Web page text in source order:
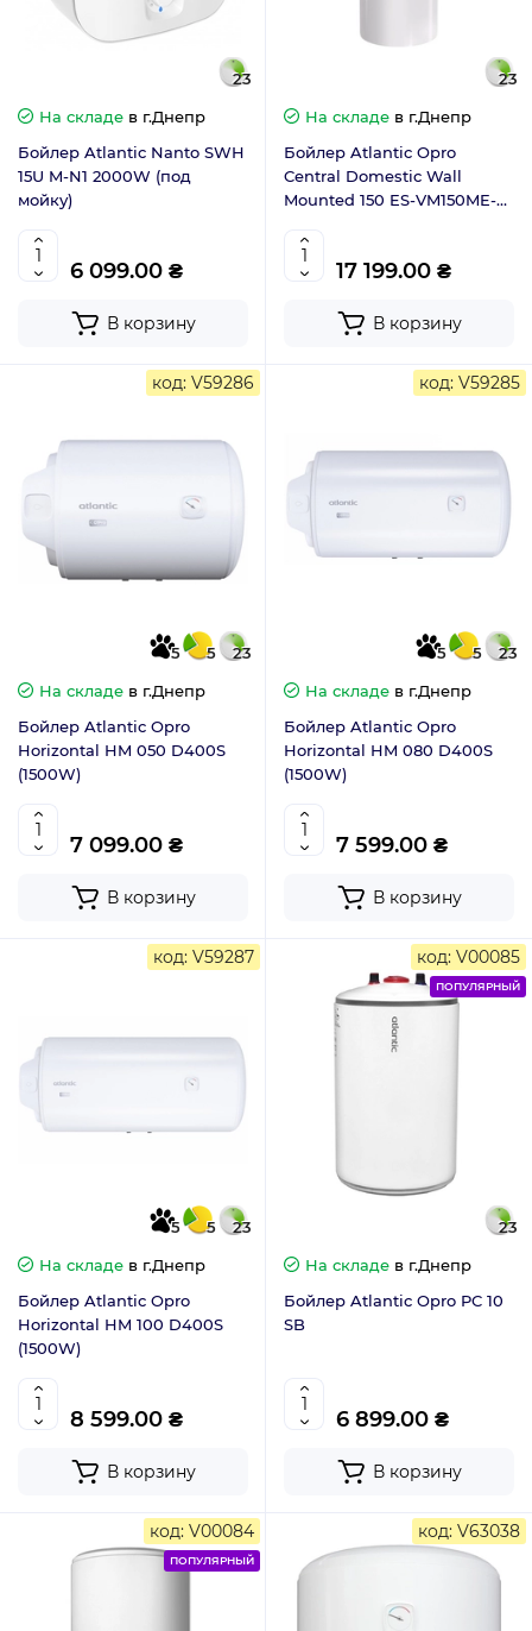
23
На складе в г.Днепр
Бойлер Atlantic Nanto SWH
15U M-N1 2000W (под
мойку)
6 099.00 ₴
В корзину
23
На складе в г.Днепр
Бойлер Atlantic Opro
Central Domestic Wall
Mounted 150 ES-VM150ME-B
17 199.00 ₴
В корзину
код: V59286
5 5
23
На складе в г.Днепр
Бойлер Atlantic Opro
Horizontal HM 050 D400S
(1500W)
7 099.00 ₴
В корзину
код: V59285
5 5
23
На складе в г.Днепр
Бойлер Atlantic Opro
Horizontal HM 080 D400S
(1500W)
7 599.00 ₴
В корзину
код: V59287
5 5
23
На складе в г.Днепр
Бойлер Atlantic Opro
Horizontal HM 100 D400S
(1500W)
8 599.00 ₴
В корзину
код: V00085
23
ПОПУЛЯРНЫЙ
На складе в г.Днепр
Бойлер Atlantic Opro PC 10
SB
6 899.00 ₴
В корзину
код: V00084
ПОПУЛЯРНЫЙ
код: V63038